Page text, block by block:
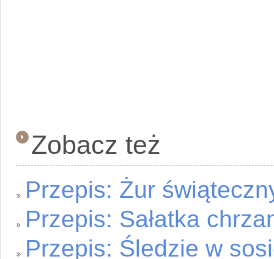
Zobacz też
Przepis: Żur
Przepis: Sałatka
Przepis: Śledzie w